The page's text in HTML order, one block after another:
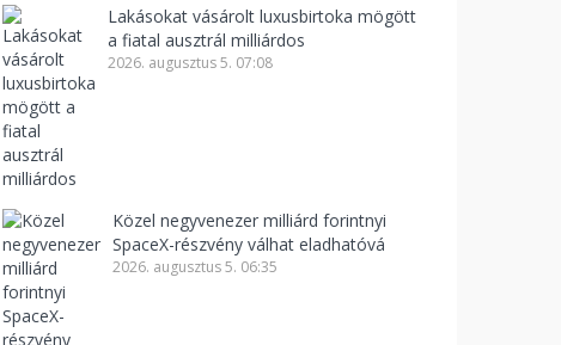
Lakásokat vásárolt luxusbirtoka mögött
a fiatal ausztrál milliárdos
2026. augusztus 5. 07:08
Közel negyvenezer milliárd forintnyi
SpaceX-részvény válhat eladhatóvá
2026. augusztus 5. 06:35